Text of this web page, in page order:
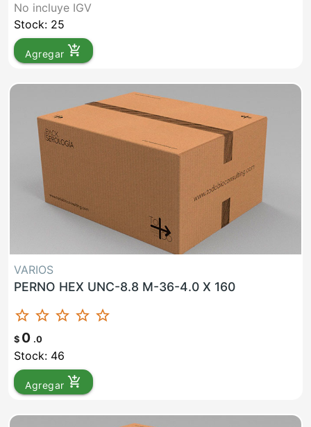
No incluye IGV
Stock: 25
Agregar add_shopping_cart
VARIOS
PERNO HEX UNC-8.8 M-36-4.0 X 160
star_border star_border star_border star_border star_border
$ 0 .0
Stock: 46
Agregar add_shopping_cart